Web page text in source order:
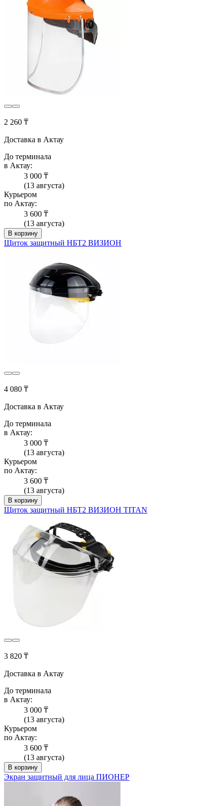
2 260 ₸
Доставка в Актау
До терминала
в Актау:
3 000 ₸
(13 августа)
Курьером
по Актау:
3 600 ₸
(13 августа)
В корзину
Щиток защитный НБТ2 ВИЗИОН
4 080 ₸
Доставка в Актау
До терминала
в Актау:
3 000 ₸
(13 августа)
Курьером
по Актау:
3 600 ₸
(13 августа)
В корзину
Щиток защитный НБТ2 ВИЗИОН TITAN
3 820 ₸
Доставка в Актау
До терминала
в Актау:
3 000 ₸
(13 августа)
Курьером
по Актау:
3 600 ₸
(13 августа)
В корзину
Экран защитный для лица ПИОНЕР